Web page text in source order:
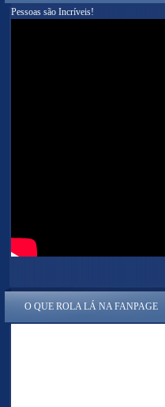
Pessoas são Incríveis!
O QUE ROLA LÁ NA FANPAGE